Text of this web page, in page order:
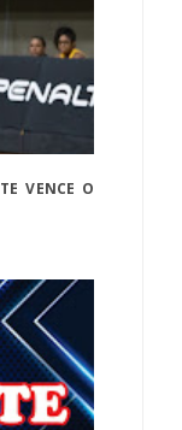
VENCE O